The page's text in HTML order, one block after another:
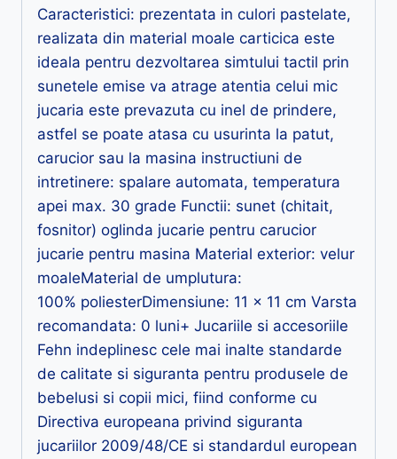
Caracteristici: prezentata in culori pastelate,
realizata din material moale carticica este
ideala pentru dezvoltarea simtului tactil prin
sunetele emise va atrage atentia celui mic
jucaria este prevazuta cu inel de prindere,
astfel se poate atasa cu usurinta la patut,
carucior sau la masina instructiuni de
intretinere: spalare automata, temperatura
apei max. 30 grade Functii: sunet (chitait,
fosnitor) oglinda jucarie pentru carucior
jucarie pentru masina Material exterior: velur
moaleMaterial de umplutura:
100% poliesterDimensiune: 11 x 11 cm Varsta
recomandata: 0 luni+ Jucariile si accesoriile
Fehn indeplinesc cele mai inalte standarde
de calitate si siguranta pentru produsele de
bebelusi si copii mici, fiind conforme cu
Directiva europeana privind siguranta
jucariilor 2009/48/CE si standardul european